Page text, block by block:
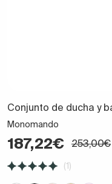
Conjunto de ducha y
Monomando
187,22€ 253,00€
(1)